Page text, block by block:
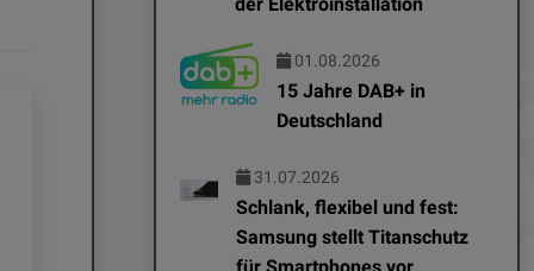
01.08.2026
15 Jahre DAB+ in
Deutschland
31.07.2026
Schlank, flexibel und fest:
Samsung stellt Titanschutz